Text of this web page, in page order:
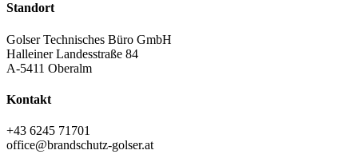
Standort
Golser Technisches Büro GmbH
Halleiner Landesstraße 84
A-5411 Oberalm
Kontakt
+43 6245 71701
office@brandschutz-golser.at